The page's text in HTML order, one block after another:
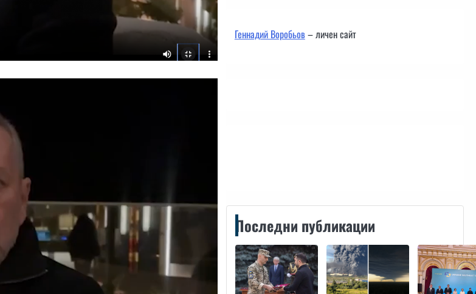
Геннадий Воробьов– личен сайт
Последни публикации